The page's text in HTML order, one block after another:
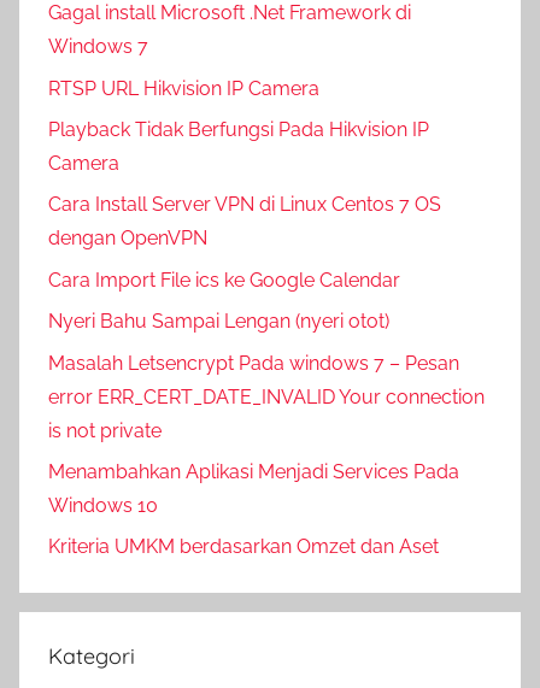
Gagal install Microsoft .Net Framework di
Windows 7
RTSP URL Hikvision IP Camera
Playback Tidak Berfungsi Pada Hikvision IP
Camera
Cara Install Server VPN di Linux Centos 7 OS
dengan OpenVPN
Cara Import File ics ke Google Calendar
Nyeri Bahu Sampai Lengan (nyeri otot)
Masalah Letsencrypt Pada windows 7 – Pesan
error ERR_CERT_DATE_INVALID Your connection
is not private
Menambahkan Aplikasi Menjadi Services Pada
Windows 10
Kriteria UMKM berdasarkan Omzet dan Aset
Kategori